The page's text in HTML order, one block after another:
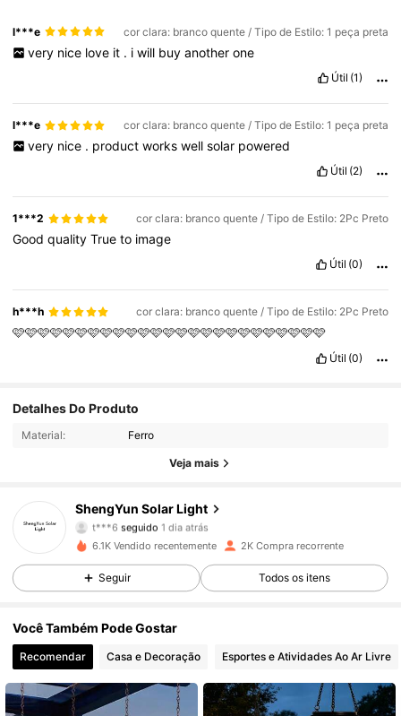
l***e cor clara: branco quente / Tipo de Estilo: 1 peça preta
very nice love it . i will buy another one
Útil (1)
l***e cor clara: branco quente / Tipo de Estilo: 1 peça preta
very nice . product works well solar powered
Útil (2)
1***2 cor clara: branco quente / Tipo de Estilo: 2Pc Preto
GoodqualityTrueto image
Útil (0)
h***h cor clara: branco quente / Tipo de Estilo: 2Pc Preto
🩷🩷🩷🩷🩷🩷🩷🩷🩷🩷🩷🩷🩷🩷🩷🩷🩷🩷🩷🩷🩷🩷🩷🩷🩷
Útil (0)
Detalhes Do Produto
Material: Ferro
Veja mais
ShengYun Solar Light
4,84 356 Seguidores
t***6 seguido 1 dia atrás
4,84 356 Seguidores
4,84 356 Seguidores
4,84 356 Seguidores
6.1K Vendido recentemente 2K Compra recorrente
Seguir Todos os itens
Você Também Pode Gostar
Recomendar Casa e Decoração Esportes e Atividades Ao Ar Livre